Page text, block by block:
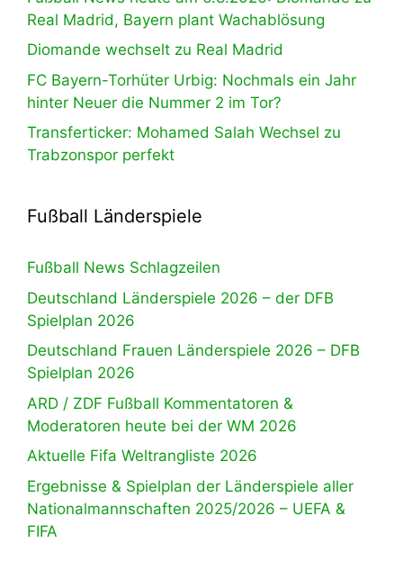
Real Madrid, Bayern plant Wachablösung
Diomande wechselt zu Real Madrid
FC Bayern-Torhüter Urbig: Nochmals ein Jahr
hinter Neuer die Nummer 2 im Tor?
Transferticker: Mohamed Salah Wechsel zu
Trabzonspor perfekt
Fußball Länderspiele
Fußball News Schlagzeilen
Deutschland Länderspiele 2026 – der DFB
Spielplan 2026
Deutschland Frauen Länderspiele 2026 – DFB
Spielplan 2026
ARD / ZDF Fußball Kommentatoren &
Moderatoren heute bei der WM 2026
Aktuelle Fifa Weltrangliste 2026
Ergebnisse & Spielplan der Länderspiele aller
Nationalmannschaften 2025/2026 – UEFA &
FIFA